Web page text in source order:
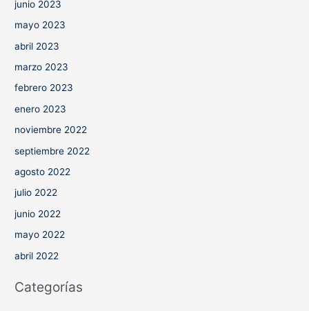
junio 2023
mayo 2023
abril 2023
marzo 2023
febrero 2023
enero 2023
noviembre 2022
septiembre 2022
agosto 2022
julio 2022
junio 2022
mayo 2022
abril 2022
Categorías